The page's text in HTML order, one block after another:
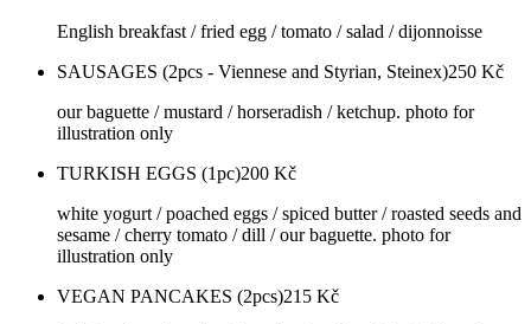
English breakfast / fried egg / tomato / salad / dijonnoisse
SAUSAGES (2pcs - Viennese and Styrian, Steinex)250 Kč
our baguette / mustard / horseradish / ketchup. photo for
illustration only
TURKISH EGGS (1pc)200 Kč
white yogurt / poached eggs / spiced butter / roasted seeds and
sesame / cherry tomato / dill / our baguette. photo for
illustration only
VEGAN PANCAKES (2pcs)215 Kč